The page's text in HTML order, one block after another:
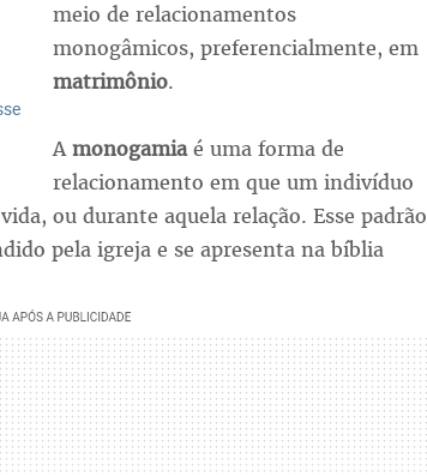
meio de relacionamentos
monogâmicos, preferencialmente, em
matrimônio.
Amonogamiaé uma forma de
relacionamento em que um indivíduo
ou durante aquela relação. Esse padrão
pela igreja e se apresenta na bíblia